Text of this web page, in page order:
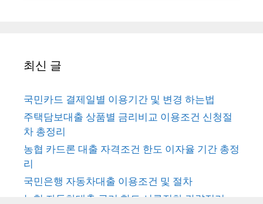
최신 글
국민카드 결제일별 이용기간 및 변경 하는법
주택담보대출 상품별 금리비교 이용조건 신청절
차 총정리
농협 카드론 대출 자격조건 한도 이자율 기간 총정
리
국민은행 자동차대출 이용조건 및 절차
농협 자동차대출 금리 한도 서류절차 간략정리